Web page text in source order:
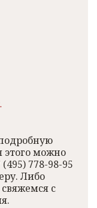
этого можно
778-98-95
Либо
с